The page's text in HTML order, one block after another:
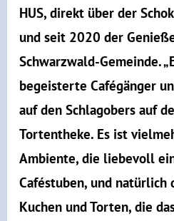
HUS, direkt über der
und seit 2020 der
Schwarzwald-Gemeinde.
begeisterte Cafégänger
auf den Schlagobers auf
Tortentheke. Es ist
Ambiente, die liebevoll
Caféstuben, und
Kuchen und Torten, die